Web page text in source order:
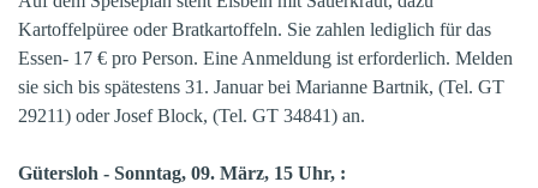
Kartoffelpüree oder Bratkartoffeln. Sie zahlen lediglich für das
Essen- 17 € pro Person. Eine Anmeldung ist erforderlich. Melden
sie sich bis spätestens 31. Januar bei Marianne Bartnik, (Tel. GT
29211) oder Josef Block, (Tel. GT 34841) an.
Gütersloh - Sonntag, 09. März, 15 Uhr, :